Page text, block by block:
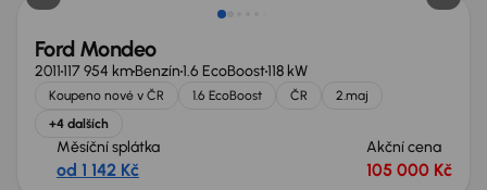
Ford Mondeo
2011117 954 kmBenzín1.6 EcoBoost118 kW
Koupeno nové v ČR 1.6 EcoBoost ČR
2.maj
+4 dalších
Měsíční splátka
od 1 142 Kč
Akční cena
105 000 Kč